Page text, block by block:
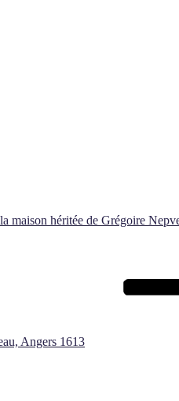
maison héritée de Grégoire
Angers 1613